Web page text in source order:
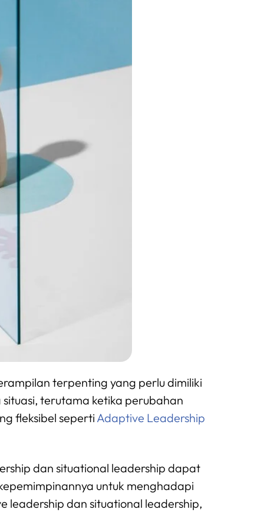
terpenting yang perlu dimiliki
terutama ketika perubahan
fleksibel seperti Adaptive Leadership
dan situational leadership dapat
untuk menghadapi
leadership dan situational leadership,